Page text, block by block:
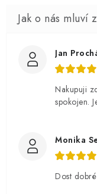
Jan
Nakupuji
spokojen.
Monika
Dost